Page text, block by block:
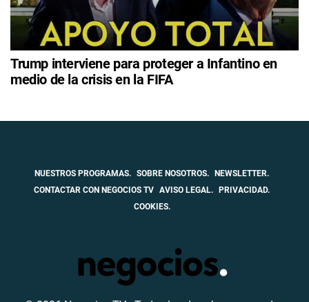
Trump interviene para proteger a Infantino en
medio de la crisis en la FIFA
NUESTROS PROGRAMAS. SOBRE NOSOTROS.
NEWSLETTER.
CONTACTAR CON NEGOCIOS TV AVISO LEGAL.
PRIVACIDAD.
COOKIES.